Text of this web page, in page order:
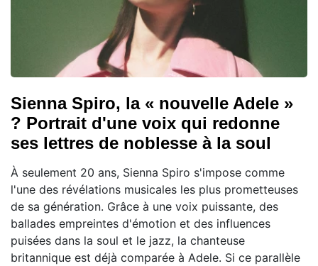
Sienna Spiro, la « nouvelle Adele »
? Portrait d'une voix qui redonne
ses lettres de noblesse à la soul
À seulement 20 ans, Sienna Spiro s'impose comme
l'une des révélations musicales les plus prometteuses
de sa génération. Grâce à une voix puissante, des
ballades empreintes d'émotion et des influences
puisées dans la soul et le jazz, la chanteuse
britannique est déjà comparée à Adele. Si ce parallèle